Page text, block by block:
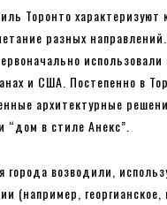
Торонто характеризуют
разных
и США. Постепенно в
архитектурные
“дом в стиле Анекс”.
возводили,
(например, георгианское,